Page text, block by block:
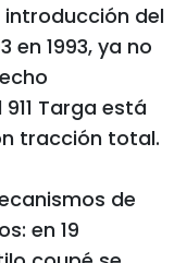
del
en 1993, ya no
Targa está
tracción total.
de
en 19